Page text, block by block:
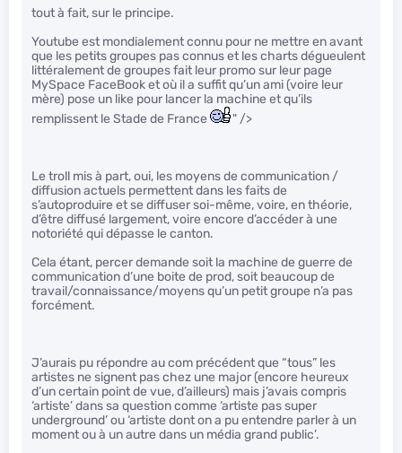
tout à fait, sur le principe.
Youtube est mondialement connu pour ne mettre en avant
que les petits groupes pas connus et les charts dégueulent
littéralement de groupes fait leur promo sur leur page
MySpace FaceBook et où il a suffit qu’un ami (voire leur
mère) pose un like pour lancer la machine et qu’ils
remplissent le Stade de France
" />
Le troll mis à part, oui, les moyens de communication /
diffusion actuels permettent dans les faits de
s’autoproduire et se diffuser soi-même, voire, en théorie,
d’être diffusé largement, voire encore d’accéder à une
notoriété qui dépasse le canton.
Cela étant, percer demande soit la machine de guerre de
communication d’une boite de prod, soit beaucoup de
travail/connaissance/moyens qu’un petit groupe n’a pas
forcément.
J’aurais pu répondre au com précédent que “tous” les
artistes ne signent pas chez une major (encore heureux
d’un certain point de vue, d’ailleurs) mais j’avais compris
‘artiste’ dans sa question comme ‘artiste pas super
underground’ ou ‘artiste dont on a pu entendre parler à un
moment ou à un autre dans un média grand public’.